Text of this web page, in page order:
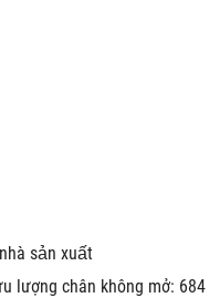
sản xuất
lượng chân không mở: 684